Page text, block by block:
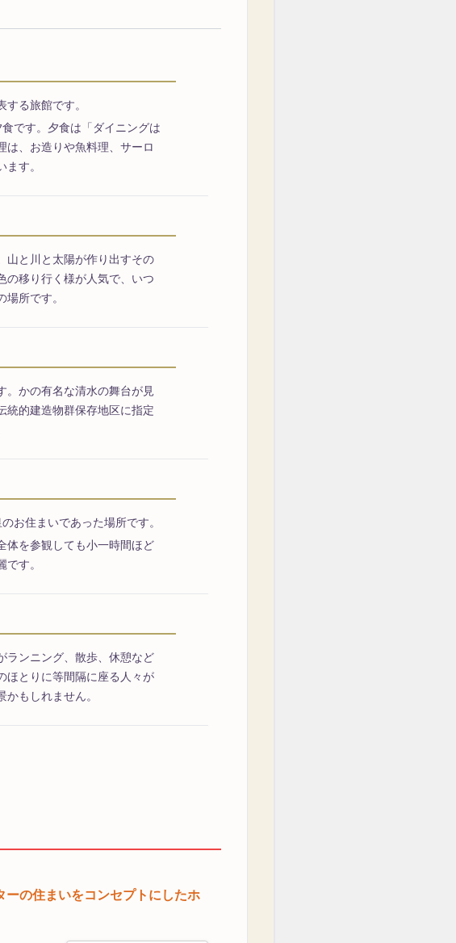
る旅館です。
です。夕食は「ダイニングは
は、お造りや魚料理、サーロ
す。
山と川と太陽が作り出すその
の移り行く様が人気で、いつ
所です。
。かの有名な清水の舞台が見
統的建造物群保存地区に指定
お住まいであった場所です。
体を参観しても小一時間ほど
す。
ランニング、散歩、休憩など
ほとりに等間隔に座る人々が
もしれません。
の住まいをコンセプトにしたホ